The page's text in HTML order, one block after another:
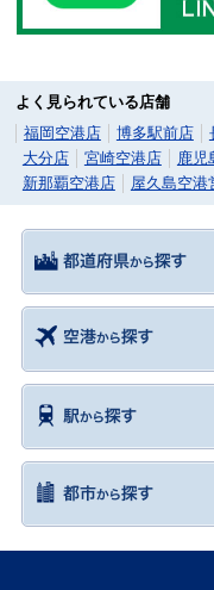
よく見られている店舗
福岡空港店
博多駅前店
大分店
宮崎空港店 鹿児
新那覇空港店
屋久島空港